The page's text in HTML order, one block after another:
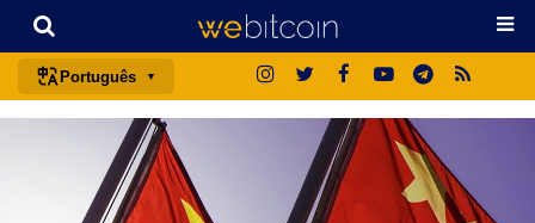
Português
português (BR)
english
español